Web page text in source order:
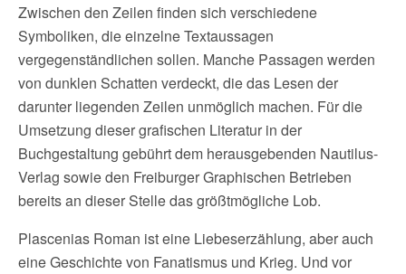
Zwischen den Zeilen finden sich verschiedene
Symboliken, die einzelne Textaussagen
vergegenständlichen sollen. Manche Passagen werden
von dunklen Schatten verdeckt, die das Lesen der
darunter liegenden Zeilen unmöglich machen. Für die
Umsetzung dieser grafischen Literatur in der
Buchgestaltung gebührt dem herausgebenden Nautilus-
Verlag sowie den Freiburger Graphischen Betrieben
bereits an dieser Stelle das größtmögliche Lob.
Plascenias Roman ist eine Liebeserzählung, aber auch
eine Geschichte von Fanatismus und Krieg. Und vor